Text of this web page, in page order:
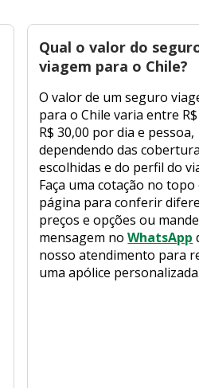
Qual o valor do
viagem para o Chile?
O valor de um seguro
para o Chile varia entre R$
R$ 30,00 por dia e pessoa,
dependendo das
escolhidas e do perfil do
Faça uma cotação no topo
página para conferir
preços e opções ou
mensagem noWhatsApp
nosso atendimento para
uma apólice personalizada.